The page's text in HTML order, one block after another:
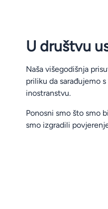
U društvu
Naša višegodišnja
priliku da sarađujemo
inostranstvu.
Ponosni smo što smo
smo izgradili